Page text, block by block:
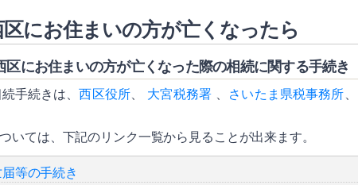
区にお住まいの方が亡くなったら
区にお住まいの方が亡くなった際の相続に関する手続き
手続きは、西区役所、 大宮税務署 、 さいたま県税事務所、
いては、下記のリンク一覧から見ることが出来ます。
等の手続き